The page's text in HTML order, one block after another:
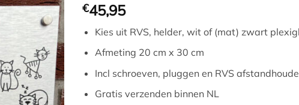
€45,95
Kies uit RVS, helder, wit of (mat) zwart
Afmeting 20 cm x 30 cm
Incl schroeven, pluggen en RVS
Gratis verzenden binnen NL